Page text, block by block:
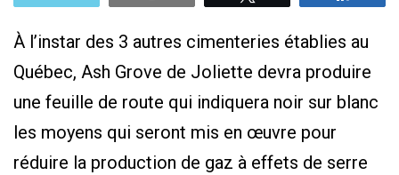
À l’instar des 3 autres cimenteries établies au
Québec, Ash Grove de Joliette devra produire
une feuille de route qui indiquera noir sur blanc
les moyens qui seront mis en œuvre pour
réduire la production de gaz à effets de serre